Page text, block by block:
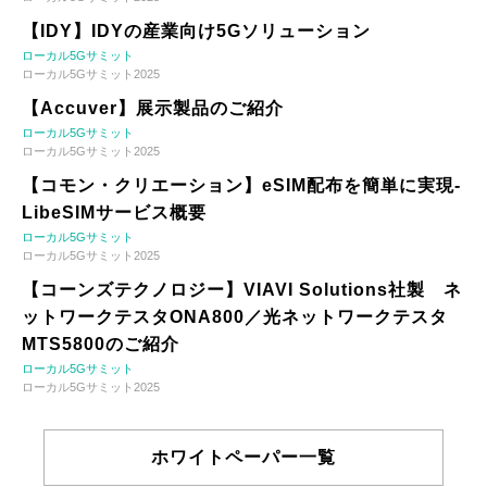
【IDY】IDYの産業向け5Gソリューション
ローカル5Gサミット
ローカル5Gサミット2025
【Accuver】展示製品のご紹介
ローカル5Gサミット
ローカル5Gサミット2025
【コモン・クリエーション】eSIM配布を簡単に実現-
LibeSIMサービス概要
ローカル5Gサミット
ローカル5Gサミット2025
【コーンズテクノロジー】VIAVI Solutions社製 ネ
ットワークテスタONA800／光ネットワークテスタ
MTS5800のご紹介
ローカル5Gサミット
ローカル5Gサミット2025
ホワイトペーパー一覧